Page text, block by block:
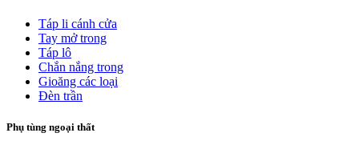
Táp li cánh cửa
Tay mở trong
Táp lô
Chắn nắng trong
Gioăng các loại
Đèn trần
Phụ tùng ngoại thất